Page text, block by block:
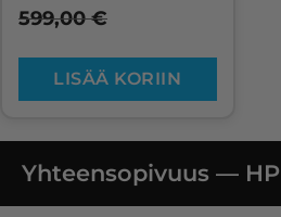
599,00€
LISÄÄ KORIIN
Yhteensopivuus — HP